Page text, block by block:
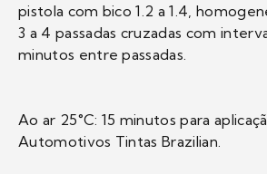
pistola com bico 1.2 a 1.4,
3 a 4 passadas cruzadas com
minutos entre passadas.
Ao ar 25°C: 15 minutos para
Automotivos Tintas Brazilian.